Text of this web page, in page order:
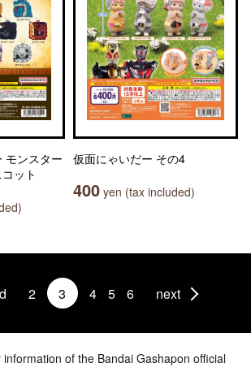
モンスター
ット
仮面にゃいだー その4
400 yen (tax included)
2 3 4 5 6 next
of the Bandai Gashapon official